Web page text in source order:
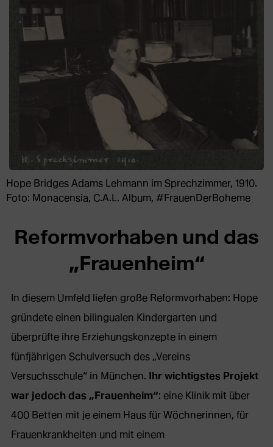
Hope Bridges Adams Lehmann im Sprechzimmer, 1910.
Foto: Monacensia, C.A.L. Album, #FrauenDerBoheme
Reformvorhaben und das
„Frauenheim“
In diesem Umfeld liefen große Reformvorhaben: Hope
gründete einen bilingualen Kindergarten und
überprüfte ihre Erziehungskonzepte in einem
fünfjährigen Schulversuch des „Vereins
Versuchsschule“ in München. Ihr wichtigstes Projekt
war jedoch das „Frauenheim“: eine Klinik mit über
400 Betten mit je einem Haus für Wöchnerinnen, für
Frauenkrankheiten und mit einem